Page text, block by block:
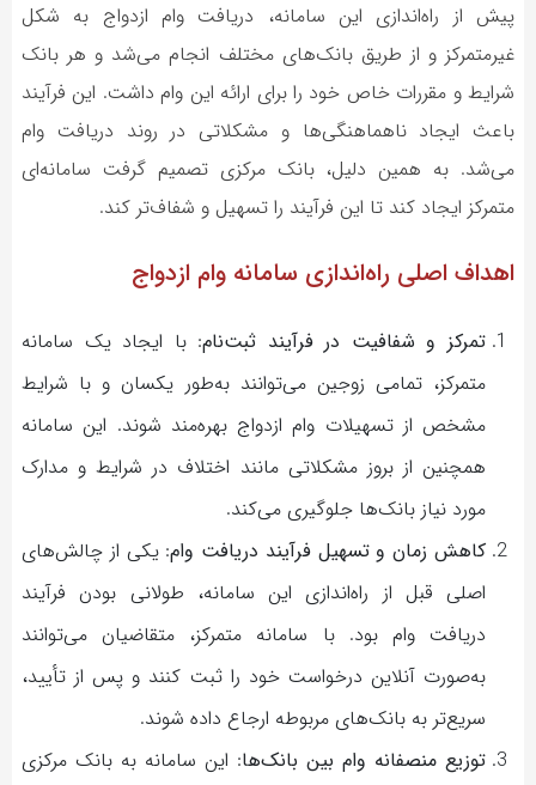
پیش از راه‌اندازی این سامانه، دریافت وام ازدواج به شکل
غیرمتمرکز و از طریق بانک‌های مختلف انجام می‌شد و هر بانک
شرایط و مقررات خاص خود را برای ارائه این وام داشت. این فرآیند
باعث ایجاد ناهماهنگی‌ها و مشکلاتی در روند دریافت وام
می‌شد. به همین دلیل، بانک مرکزی تصمیم گرفت سامانه‌ای
متمرکز ایجاد کند تا این فرآیند را تسهیل و شفاف‌تر کند.
اهداف اصلی راه‌اندازی سامانه وام ازدواج
تمرکز و شفافیت در فرآیند ثبت‌نام: با ایجاد یک سامانه
متمرکز، تمامی زوجین می‌توانند به‌طور یکسان و با شرایط
مشخص از تسهیلات وام ازدواج بهره‌مند شوند. این سامانه
همچنین از بروز مشکلاتی مانند اختلاف در شرایط و مدارک
مورد نیاز بانک‌ها جلوگیری می‌کند.
کاهش زمان و تسهیل فرآیند دریافت وام: یکی از چالش‌های
اصلی قبل از راه‌اندازی این سامانه، طولانی بودن فرآیند
دریافت وام بود. با سامانه متمرکز، متقاضیان می‌توانند
به‌صورت آنلاین درخواست خود را ثبت کنند و پس از تأیید،
سریع‌تر به بانک‌های مربوطه ارجاع داده شوند.
توزیع منصفانه وام بین بانک‌ها: این سامانه به بانک مرکزی